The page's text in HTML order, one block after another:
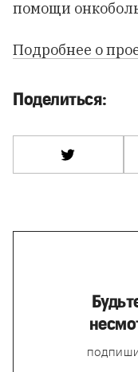
помощи
Подробнее о
Поделиться: